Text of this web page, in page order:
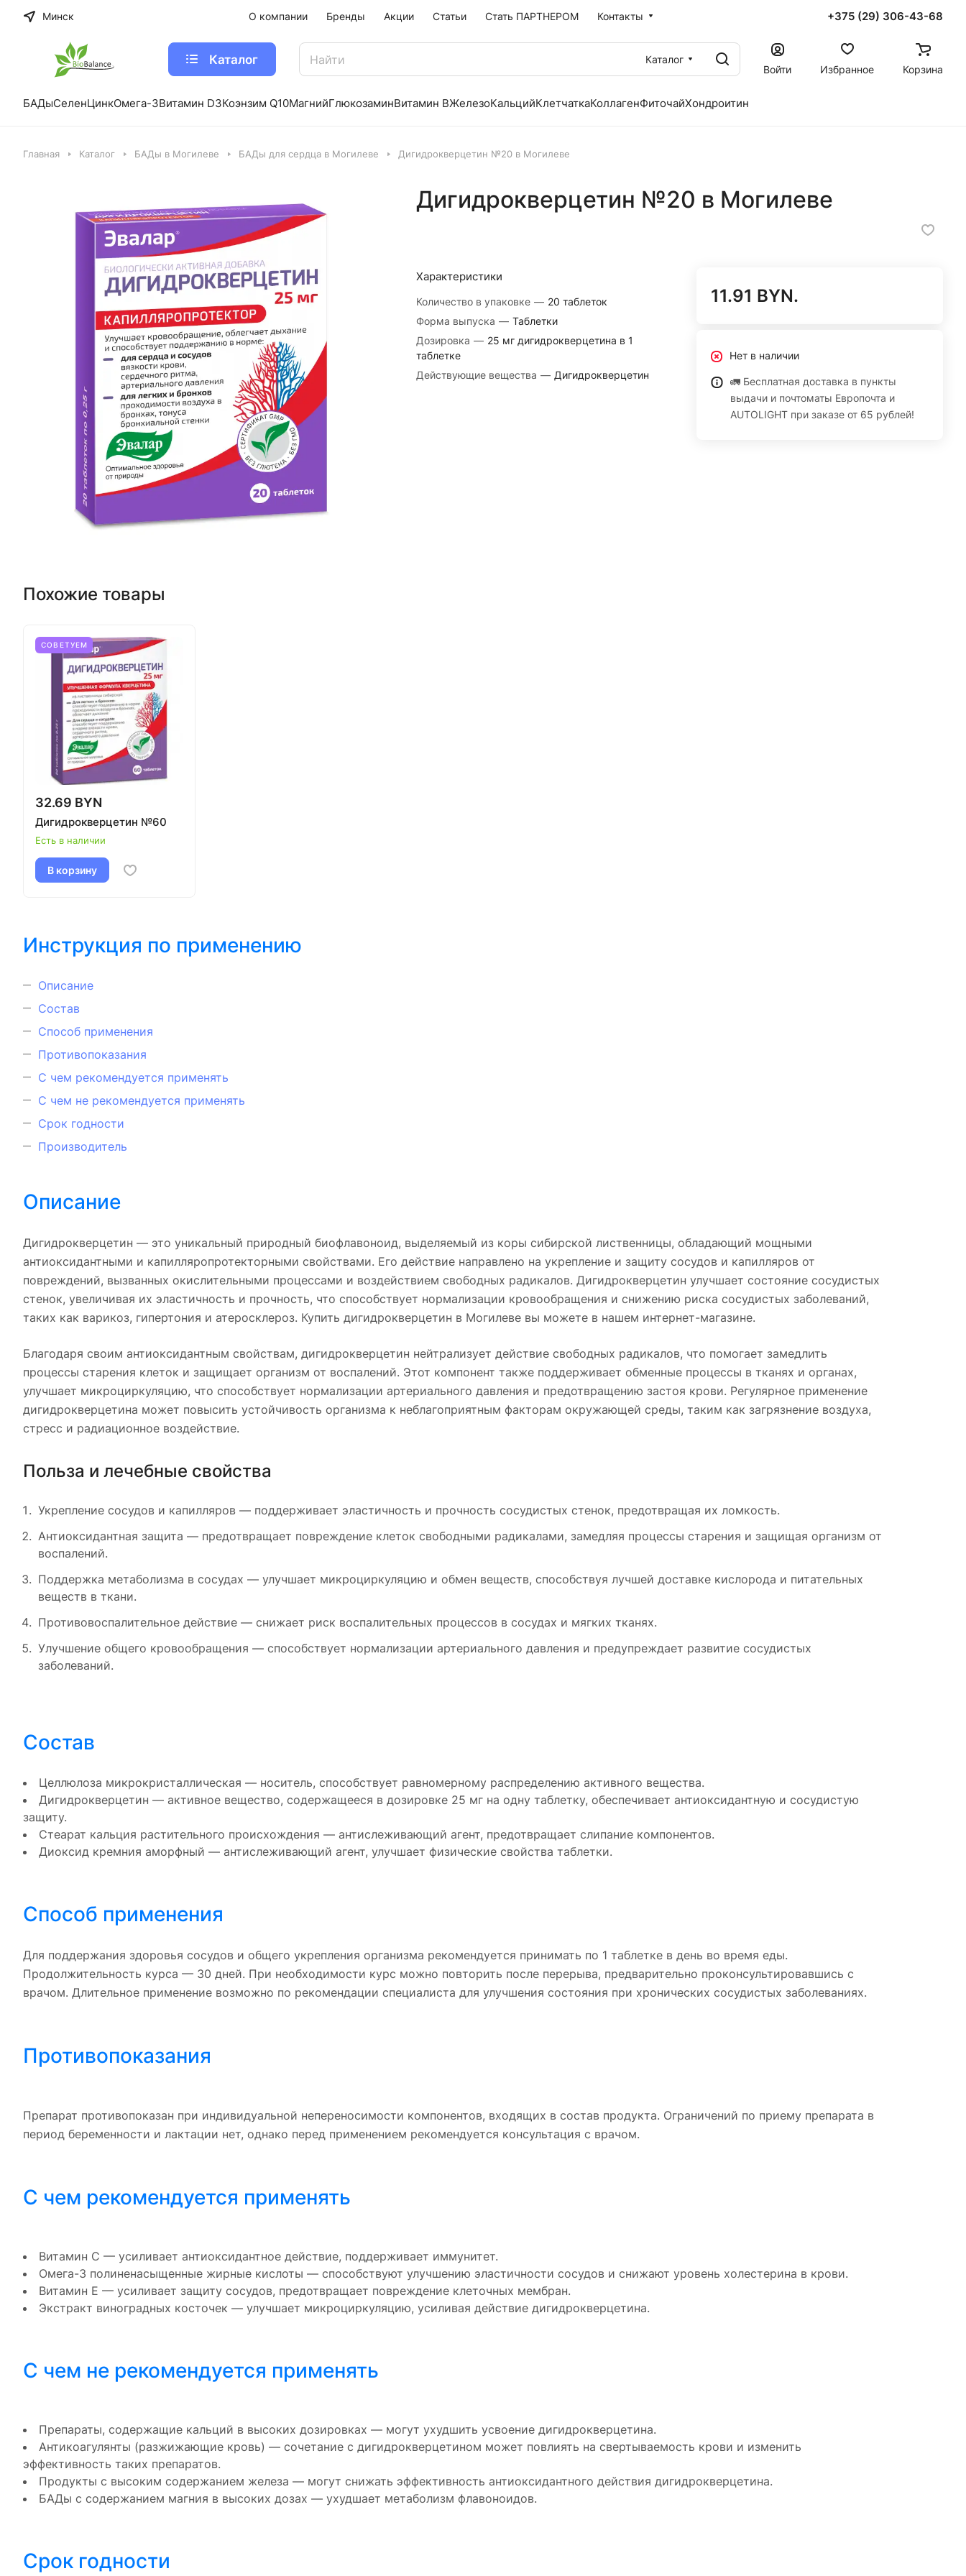
Минск О компании Бренды Акции Статьи Стать ПАРТНЕРОМ Контакты +375 (29) 306-43-68
Каталог
Каталог
Войти
Избранное Корзина
БАДыСеленЦинкОмега-3Витамин D3Коэнзим Q10МагнийГлюкозаминВитамин BЖелезоКальцийКлетчаткаКоллагенФиточайХондроитин
Главная Каталог БАДы в Могилеве БАДы для сердца в Могилеве Дигидрокверцетин №20 в Могилеве
Дигидрокверцетин №20 в Могилеве
Характеристики
Количество в упаковке — 20 таблеток
Форма выпуска — Таблетки
Дозировка — 25 мг дигидрокверцетина в 1
таблетке
Действующие вещества — Дигидрокверцетин
11.91 BYN.
Нет в наличии
🚛 Бесплатная доставка в пункты
выдачи и почтоматы Европочта и
AUTOLIGHT при заказе от 65 рублей!
Похожие товары
СОВЕТУЕМ
32.69 BYN
Дигидрокверцетин №60
Есть в наличии
В корзину
Инструкция по применению
Описание
Состав
Способ применения
Противопоказания
С чем рекомендуется применять
С чем не рекомендуется применять
Срок годности
Производитель
Описание
Дигидрокверцетин — это уникальный природный биофлавоноид, выделяемый из коры сибирской лиственницы, обладающий мощными
антиоксидантными и капилляропротекторными свойствами. Его действие направлено на укрепление и защиту сосудов и капилляров от
повреждений, вызванных окислительными процессами и воздействием свободных радикалов. Дигидрокверцетин улучшает состояние сосудистых
стенок, увеличивая их эластичность и прочность, что способствует нормализации кровообращения и снижению риска сосудистых заболеваний,
таких как варикоз, гипертония и атеросклероз. Купить дигидрокверцетин в Могилеве вы можете в нашем интернет-магазине.
Благодаря своим антиоксидантным свойствам, дигидрокверцетин нейтрализует действие свободных радикалов, что помогает замедлить
процессы старения клеток и защищает организм от воспалений. Этот компонент также поддерживает обменные процессы в тканях и органах,
улучшает микроциркуляцию, что способствует нормализации артериального давления и предотвращению застоя крови. Регулярное применение
дигидрокверцетина может повысить устойчивость организма к неблагоприятным факторам окружающей среды, таким как загрязнение воздуха,
стресс и радиационное воздействие.
Польза и лечебные свойства
Укрепление сосудов и капилляров — поддерживает эластичность и прочность сосудистых стенок, предотвращая их ломкость.
Антиоксидантная защита — предотвращает повреждение клеток свободными радикалами, замедляя процессы старения и защищая организм от
воспалений.
Поддержка метаболизма в сосудах — улучшает микроциркуляцию и обмен веществ, способствуя лучшей доставке кислорода и питательных
веществ в ткани.
Противовоспалительное действие — снижает риск воспалительных процессов в сосудах и мягких тканях.
Улучшение общего кровообращения — способствует нормализации артериального давления и предупреждает развитие сосудистых
заболеваний.
Состав
Целлюлоза микрокристаллическая — носитель, способствует равномерному распределению активного вещества.
Дигидрокверцетин — активное вещество, содержащееся в дозировке 25 мг на одну таблетку, обеспечивает антиоксидантную и сосудистую
защиту.
Стеарат кальция растительного происхождения — антислеживающий агент, предотвращает слипание компонентов.
Диоксид кремния аморфный — антислеживающий агент, улучшает физические свойства таблетки.
Способ применения
Для поддержания здоровья сосудов и общего укрепления организма рекомендуется принимать по 1 таблетке в день во время еды.
Продолжительность курса — 30 дней. При необходимости курс можно повторить после перерыва, предварительно проконсультировавшись с
врачом. Длительное применение возможно по рекомендации специалиста для улучшения состояния при хронических сосудистых заболеваниях.
Противопоказания
Препарат противопоказан при индивидуальной непереносимости компонентов, входящих в состав продукта. Ограничений по приему препарата в
период беременности и лактации нет, однако перед применением рекомендуется консультация с врачом.
С чем рекомендуется применять
Витамин С — усиливает антиоксидантное действие, поддерживает иммунитет.
Омега-3 полиненасыщенные жирные кислоты — способствуют улучшению эластичности сосудов и снижают уровень холестерина в крови.
Витамин Е — усиливает защиту сосудов, предотвращает повреждение клеточных мембран.
Экстракт виноградных косточек — улучшает микроциркуляцию, усиливая действие дигидрокверцетина.
С чем не рекомендуется применять
Препараты, содержащие кальций в высоких дозировках — могут ухудшить усвоение дигидрокверцетина.
Антикоагулянты (разжижающие кровь) — сочетание с дигидрокверцетином может повлиять на свертываемость крови и изменить
эффективность таких препаратов.
Продукты с высоким содержанием железа — могут снижать эффективность антиоксидантного действия дигидрокверцетина.
БАДы с содержанием магния в высоких дозах — ухудшает метаболизм флавоноидов.
Срок годности